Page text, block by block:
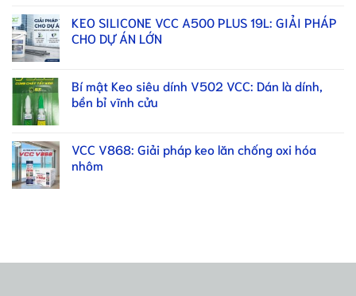
KEO SILICONE VCC A500 PLUS 19L: GIẢI PHÁP
CHO DỰ ÁN LỚN
Bí mật Keo siêu dính V502 VCC: Dán là dính,
bền bỉ vĩnh cửu
VCC V868: Giải pháp keo lăn chống oxi hóa
nhôm